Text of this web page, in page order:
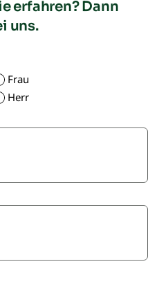
erfahren? Dann
uns.
Frau
Herr